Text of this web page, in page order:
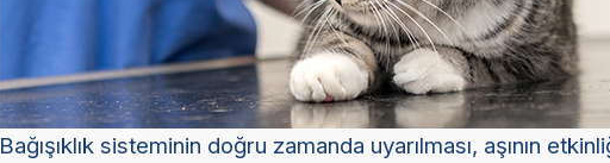
Bağışıklık sisteminin doğru zamanda uyarılması, aşının